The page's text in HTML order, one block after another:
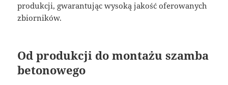
produkcji, gwarantując wysoką jakość oferowanych
zbiorników.
Od produkcji do montażu szamba
betonowego